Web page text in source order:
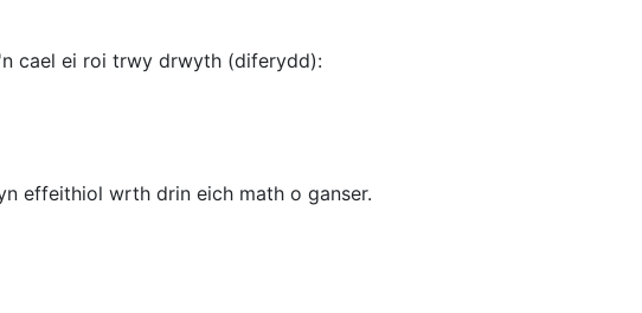
cael ei roi trwy drwyth (diferydd):
effeithiol wrth drin eich math o ganser.